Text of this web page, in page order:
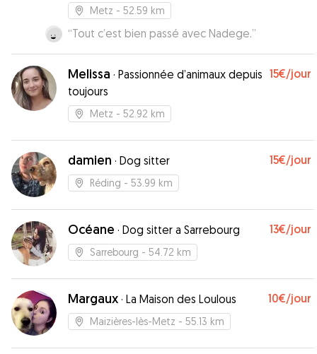
Metz - 52.59 km
“Tout c’est bien passé avec Nadege.”
Melissa · Passionnée d’animaux depuis
toujours
15€/jour
Metz - 52.92 km
damien · Dog sitter 15€/jour
Réding - 53.99 km
Océane · Dog sitter a Sarrebourg 13€/jour
Sarrebourg - 54.72 km
Margaux · La Maison des Loulous 10€/jour
Maizières-lès-Metz - 55.13 km